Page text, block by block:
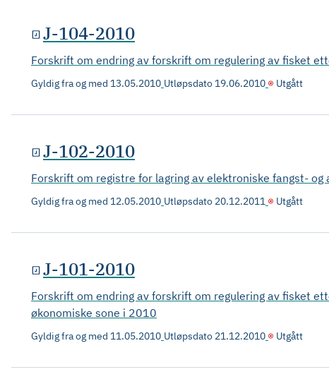
J-104-2010
Forskrift om endring av forskrift om regulering av fisket
Gyldig fra og med 13.05.2010 Utløpsdato 19.06.2010 Utgått
J-102-2010
Forskrift om registre for lagring av elektroniske fangst-
Gyldig fra og med 12.05.2010 Utløpsdato 20.12.2011 Utgått
J-101-2010
Forskrift om endring av forskrift om regulering av fisket
økonomiske sone i 2010
Gyldig fra og med 11.05.2010 Utløpsdato 21.12.2010 Utgått